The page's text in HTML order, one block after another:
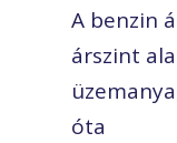
A benzin
árszint
óta